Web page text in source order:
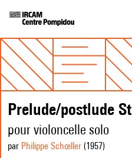
Prelude/postlude
pour violoncelle solo
par Philippe Schœller (1957)